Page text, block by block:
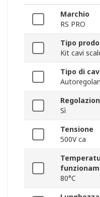
Marchio
RS PRO
Tipo
Kit cavi
Tipo di
Sì
Tensione
500V ca
80°C